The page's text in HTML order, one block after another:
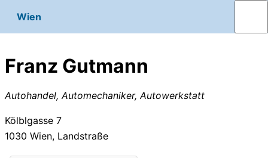
Wien
Franz Gutmann
Autohandel, Automechaniker, Autowerkstatt
Kölblgasse 7
1030 Wien, Landstraße